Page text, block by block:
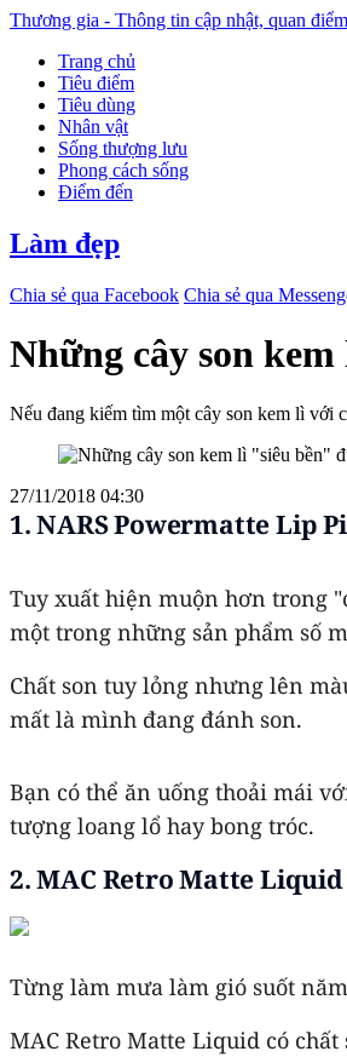
Thương gia - Thông tin cập nhật, quan
Trang chủ
Tiêu điểm
Tiêu dùng
Nhân vật
Sống thượng lưu
Phong cách sống
Điểm đến
Làm đẹp
Chia sẻ qua Facebook Chia sẻ qua
Những cây son
Nếu đang kiếm tìm một cây son kem lì với
27/11/2018 04:30
1. NARS Powermatte Lip
Tuy xuất hiện muộn hơn trong
một trong những sản phẩm số
Chất son tuy lỏng nhưng lên
mất là mình đang đánh son.
Bạn có thể ăn uống thoải mái
tượng loang lổ hay bong tróc.
2. MAC Retro Matte
Từng làm mưa làm gió suốt
MAC Retro Matte Liquid có